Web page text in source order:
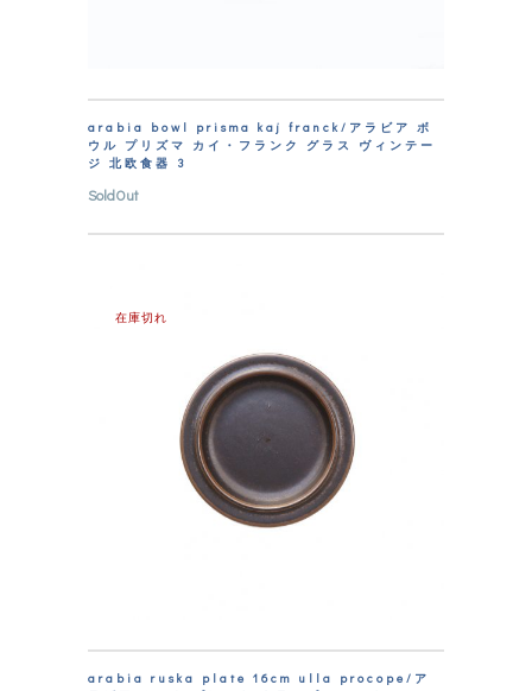
arabia bowl prisma kaj franck/アラビア ボ
ウル プリズマ カイ・フランク グラス ヴィンテー
ジ 北欧食器 3
SoldOut
在庫切れ
arabia ruska plate 16cm ulla procope/ア